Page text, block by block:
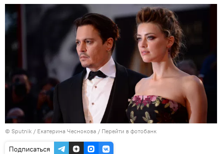
© Sputnik / Екатерина Чеснокова / Перейти в фотобанк
Подписаться